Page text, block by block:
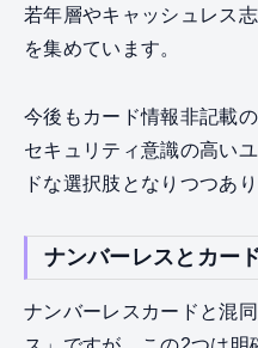
若年層やキャッシュレス
を集めています。
今後もカード情報非記載
セキュリティ意識の高い
ドな選択肢となりつつあり
ナンバーレスとカー
ナンバーレスカードと混